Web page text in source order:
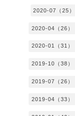
2020-07（25）
2020-04（26）
2020-01（31）
2019-10（38）
2019-07（26）
2019-04（33）